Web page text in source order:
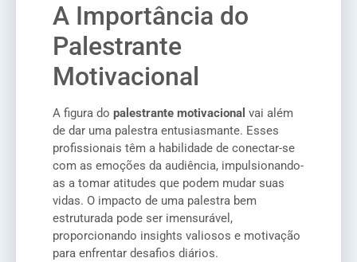
A Importância do
Palestrante
Motivacional
A figura do palestrante motivacional vai além
de dar uma palestra entusiasmante. Esses
profissionais têm a habilidade de conectar-se
com as emoções da audiência, impulsionando-
as a tomar atitudes que podem mudar suas
vidas. O impacto de uma palestra bem
estruturada pode ser imensurável,
proporcionando insights valiosos e motivação
para enfrentar desafios diários.